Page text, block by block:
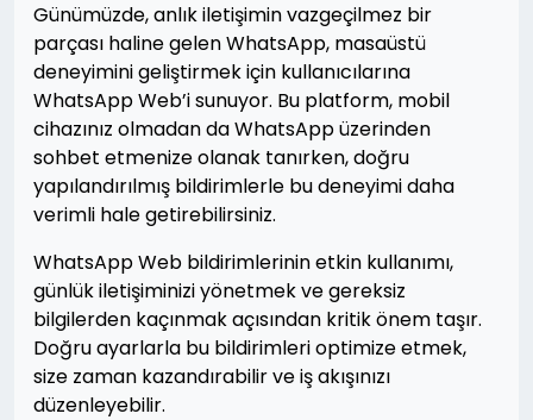
Günümüzde, anlık iletişimin vazgeçilmez bir
parçası haline gelen WhatsApp, masaüstü
deneyimini geliştirmek için kullanıcılarına
WhatsApp Web’i sunuyor. Bu platform, mobil
cihazınız olmadan da WhatsApp üzerinden
sohbet etmenize olanak tanırken, doğru
yapılandırılmış bildirimlerle bu deneyimi daha
verimli hale getirebilirsiniz.
WhatsApp Web bildirimlerinin etkin kullanımı,
günlük iletişiminizi yönetmek ve gereksiz
bilgilerden kaçınmak açısından kritik önem taşır.
Doğru ayarlarla bu bildirimleri optimize etmek,
size zaman kazandırabilir ve iş akışınızı
düzenleyebilir.